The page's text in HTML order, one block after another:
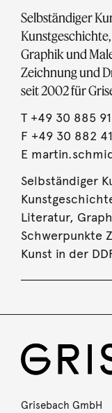
Selbständiger
Graphik und
Zeichnung und
seit 2002 für
T +49 30 885
F +49 30 882
E
Selbständiger
Literatur,
Schwerpunkte
Kunst in der
Grisebach GmbH